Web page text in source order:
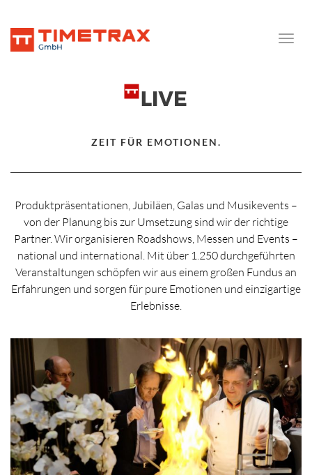
Toggle
ZEIT FÜR EMOTIONEN.
Produktpräsentationen, Jubiläen, Galas und Musikevents –
von der Planung bis zur Umsetzung sind wir der richtige
Partner. Wir organisieren Roadshows, Messen und Events –
national und international. Mit über 1.250 durchgeführten
Veranstaltungen schöpfen wir aus einem großen Fundus an
Erfahrungen und sorgen für pure Emotionen und einzigartige
Erlebnisse.